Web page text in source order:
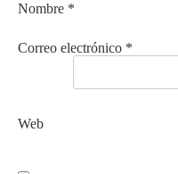
Nombre *
Correo electrónico *
Web